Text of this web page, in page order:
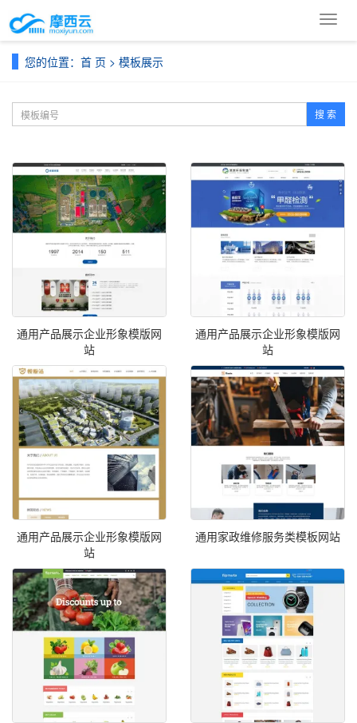
导
您的位置： 首 页 > 模板展示
搜 索
通用产品展示企业形象模版网
站
通用产品展示企业形象模版网
站
通用产品展示企业形象模版网
站
通用家政维修服务类模板网站